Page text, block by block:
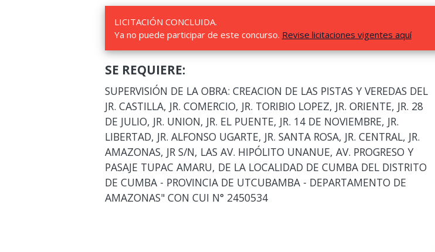
LICITACIÓN CONCLUIDA.
Ya no puede participar de este concurso. Revise licitaciones vigentes aquí
SE REQUIERE:
SUPERVISIÓN DE LA OBRA: CREACION DE LAS PISTAS Y VEREDAS DEL
JR. CASTILLA, JR. COMERCIO, JR. TORIBIO LOPEZ, JR. ORIENTE, JR. 28
DE JULIO, JR. UNION, JR. EL PUENTE, JR. 14 DE NOVIEMBRE, JR.
LIBERTAD, JR. ALFONSO UGARTE, JR. SANTA ROSA, JR. CENTRAL, JR.
AMAZONAS, JR S/N, LAS AV. HIPÓLITO UNANUE, AV. PROGRESO Y
PASAJE TUPAC AMARU, DE LA LOCALIDAD DE CUMBA DEL DISTRITO
DE CUMBA - PROVINCIA DE UTCUBAMBA - DEPARTAMENTO DE
AMAZONAS" CON CUI N° 2450534